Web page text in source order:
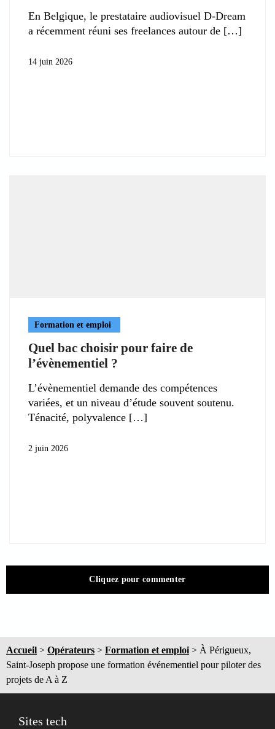
En Belgique, le prestataire audiovisuel D-Dream
a récemment réuni ses freelances autour de
14 juin 2026
Formation et emploi
Quel bac choisir pour faire de
l’évènementiel ?
L’évènementiel demande des compétences
variées, et un niveau d’étude souvent soutenu.
Ténacité, polyvalence
2 juin 2026
Cliquez pour commenter
Accueil > Opérateurs > Formation et emploi > À Périgueux,
Saint-Joseph propose une formation événementiel pour piloter des
projets de A à Z
Sites tech